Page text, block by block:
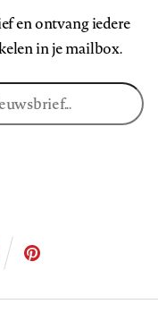
en ontvang iedere
in je mailbox.
ons